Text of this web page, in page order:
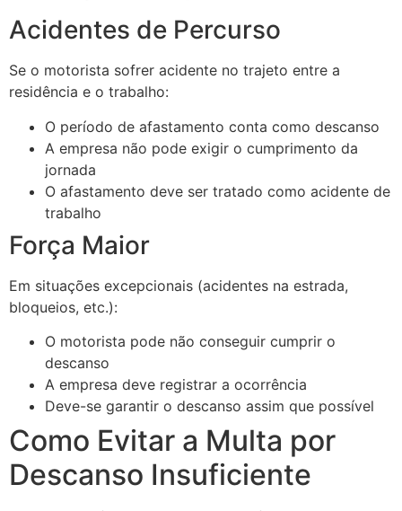
Acidentes de Percurso
Se o motorista sofrer acidente no trajeto entre a
residência e o trabalho:
O período de afastamento conta como descanso
A empresa não pode exigir o cumprimento da
jornada
O afastamento deve ser tratado como acidente de
trabalho
Força Maior
Em situações excepcionais (acidentes na estrada,
bloqueios, etc.):
O motorista pode não conseguir cumprir o
descanso
A empresa deve registrar a ocorrência
Deve-se garantir o descanso assim que possível
Como Evitar a Multa por
Descanso Insuficiente